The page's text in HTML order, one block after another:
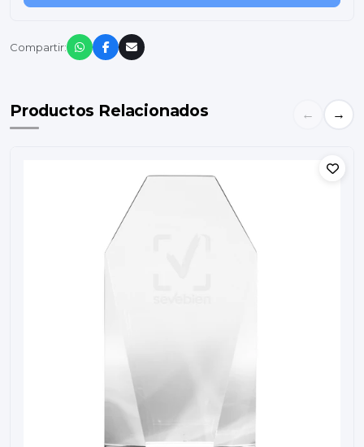
Compartir:
Productos Relacionados ← →